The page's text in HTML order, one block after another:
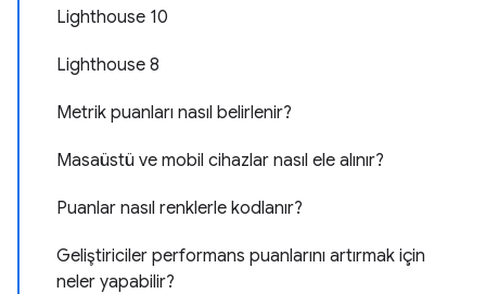
Lighthouse 10
Lighthouse 8
Metrik puanları nasıl belirlenir?
Masaüstü ve mobil cihazlar nasıl ele alınır?
Puanlar nasıl renklerle kodlanır?
Geliştiriciler performans puanlarını artırmak için
neler yapabilir?